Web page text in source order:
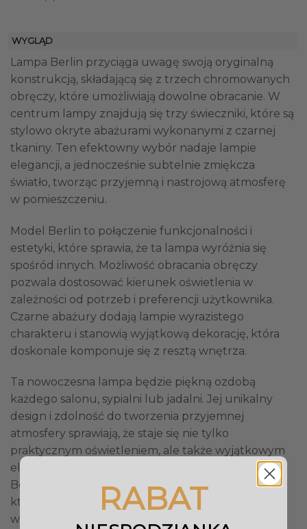
WYGLĄD
Lampa Berlin przyciąga uwagę swoją oryginalną
konstrukcją, składającą się z trzech chromowanych
obręczy, które umożliwiają dowolne obracanie. W
centrum lampy znajdują się trzy świeczniki, które są
stylowo okryte abażurami wykonanymi z czarnej
tkaniny. Ten efektowny wybór nadaje lampie
elegancji, a jednocześnie subtelnie zmiękcza
światło, tworząc przyjemną i nastrojową atmosferę
w pomieszczeniu.
Model Berlin to połączenie funkcjonalności i
estetyki, które sprawia, że ta lampa wyróżnia się
spośród innych. Możliwość obracania obręczy
pozwala dostosować kierunek oświetlenia w
zależności od potrzeb i preferencji użytkownika.
Czarne abażury dodają lampie wyrazistego
charakteru i stanowią wyjątkową dekorację, która
doskonale komponuje się z resztą wnętrza.
Ta nowoczesna lampa będzie piękną ozdobą
każdego salonu, sypialni lub jadalni. Jej unikalny
design i zdolność do tworzenia przyjemnej
atmosfery sprawiają, że staje się nie tylko
praktycznym oświetleniem, ale także wyjątkowym
elementem dekoracyjnym. Lampa wisząca z serii
Berlin doskonale łączy nowoczesność z elegancją
które z pewnością wzbogacą i ożywią każde
wnętrze.
RABAT